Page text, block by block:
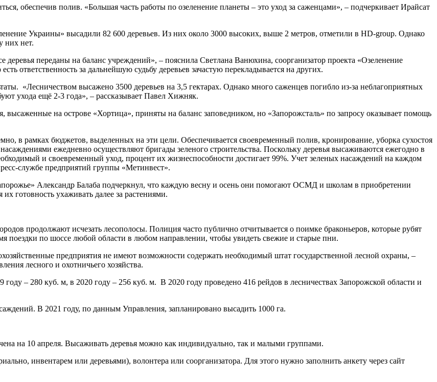
обеспечив полив. «Большая часть работы по озеленение планеты – это уход за саженцами», – подчеркивает Ирайсат
Украины» высадили 82 600 деревьев. Из них около 3000 высоких, выше 2 метров, отметили в HD-group. Однако
них нет.
деревья переданы на баланс учреждений», – пояснила Светлана Ванюхина, соорганизатор проекта «Озеленение
ответственность за дальнейшую судьбу деревьев зачастую перекладывается на других.
«Лесничеством высажено 3500 деревьев на 3,5 гектарах. Однако много саженцев погибло из-за неблагоприятных
ухода ещё 2-3 года», – рассказывает Павел Хижняк.
на острове «Хортица», приняты на баланс заповедником, но «Запорожсталь» по запросу оказывает помощь
в рамках бюджетов, выделенных на эти цели. Обеспечивается своевременный полив, кронирование, уборка сухостоя
ежедневно осуществляют бригады зеленого строительства. Поскольку деревья высаживаются ежегодно в
и своевременный уход, процент их жизнеспособности достигает 99%. Учет зеленых насаждений на каждом
службе предприятий группы «Метинвест».
Александр Балаба подчеркнул, что каждую весну и осень они помогают ОСМД и школам в приобретении
готовность ухаживать далее за растениями.
продолжают исчезать лесополосы. Полиция часто публично отчитывается о поимке браконьеров, которые рубят
поездки по шоссе любой области в любом направлении, чтобы увидеть свежие и старые пни.
предприятия не имеют возможности содержать необходимый штат государственной лесной охраны, –
лесного и охотничьего хозяйства.
– 280 куб. м, в 2020 году – 256 куб. м. В 2020 году проведено 416 рейдов в лесничествах Запорожской области и
В 2021 году, по данным Управления, запланировано высадить 1000 га.
на 10 апреля. Высаживать деревья можно как индивидуально, так и малыми группами.
инвентарем или деревьями), волонтера или соорганизатора. Для этого нужно заполнить анкету через сайт